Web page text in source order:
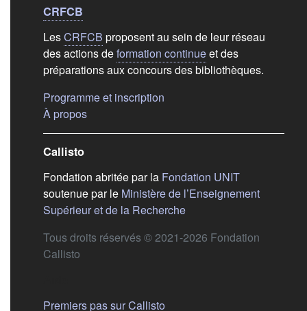
Liens de bas de
CRFCB
LesCRFCB proposent au sein de leur réseau
des actions deformation continueet des
préparations aux concours des bibliothèques.
Programme et inscription
À propos(s'ouvre dans un nouvel onglet)
Callisto
Fondation abritée par la Fondation UNIT(s'ouvre
soutenue par le Ministère de l’Enseignement
Supérieur et de la Recherche(s'ouvre dans un nouvel
Tous droits réservés © 2021-2026 Fondation
Callisto
Premiers pas sur Callisto